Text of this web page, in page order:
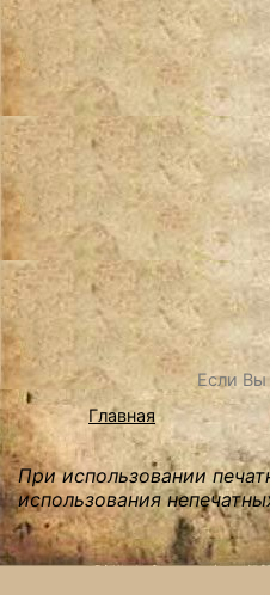
Если Вы
Главная
При использовании
использования